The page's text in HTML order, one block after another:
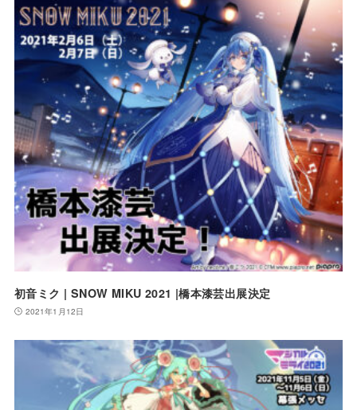
初音ミク | SNOW MIKU 2021 |橋本漆芸出展決定
2021年1月12日